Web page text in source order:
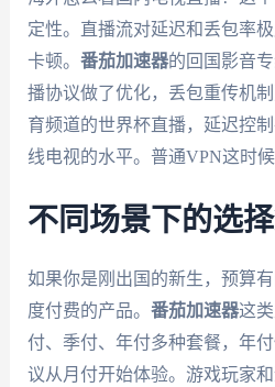
定性。直播流对延迟和丢包率
卡顿。 番茄加速器的回国影音
播协议做了优化，丢包重传机
育频道的世界杯直播，延迟控
线电视的水平。普通VPN这时
不同场景下的选
如果你是刚出国的新生，预算
度付费的产品。 番茄加速器这
付、季付、年付多种套餐，年
议从月付开始体验。游戏玩家